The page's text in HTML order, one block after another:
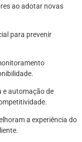
ao adotar novas
para prevenir
e automação de
a experiência do